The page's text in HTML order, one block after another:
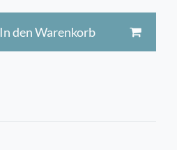
In den Warenkorb